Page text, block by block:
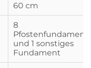
60 cm
8
und 1 sonstiges
Fundament